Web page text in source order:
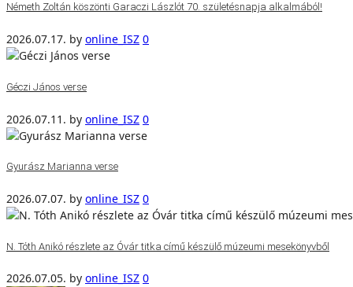
Németh Zoltán köszönti Garaczi Lászlót 70. születésnapja alkalmából!
2026.07.17. by online_ISZ 0
Géczi János verse
2026.07.11. by online_ISZ 0
Gyurász Marianna verse
2026.07.07. by online_ISZ 0
N. Tóth Anikó részlete az Óvár titka című készülő múzeumi mesekönyvből
2026.07.05. by online_ISZ 0